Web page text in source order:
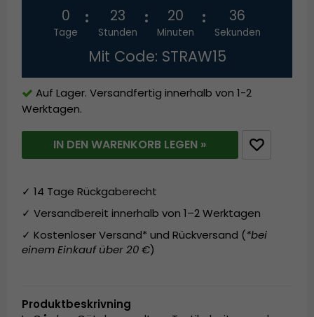
0
Tage
23
Stunden
20
Minuten
36
Sekunden
Mit Code: STRAW15
Auf Lager. Versandfertig innerhalb von 1-2
Werktagen.
IN DEN WARENKORB LEGEN »
✓ 14 Tage Rückgaberecht
✓ Versandbereit innerhalb von 1–2 Werktagen
✓ Kostenloser Versand* und Rückversand (*bei
einem Einkauf über 20 €)
Produktbeskrivning